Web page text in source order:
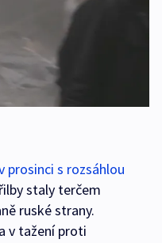
prosinci s rozsáhlou
staly terčem
ruské strany.
v tažení proti